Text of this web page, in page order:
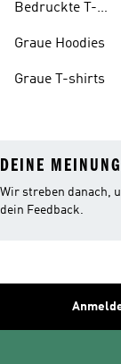
Bedruckte T-
Graue Hoodies
Graue T-shirts
DEINE
Wir streben danach,
dein Feedback.